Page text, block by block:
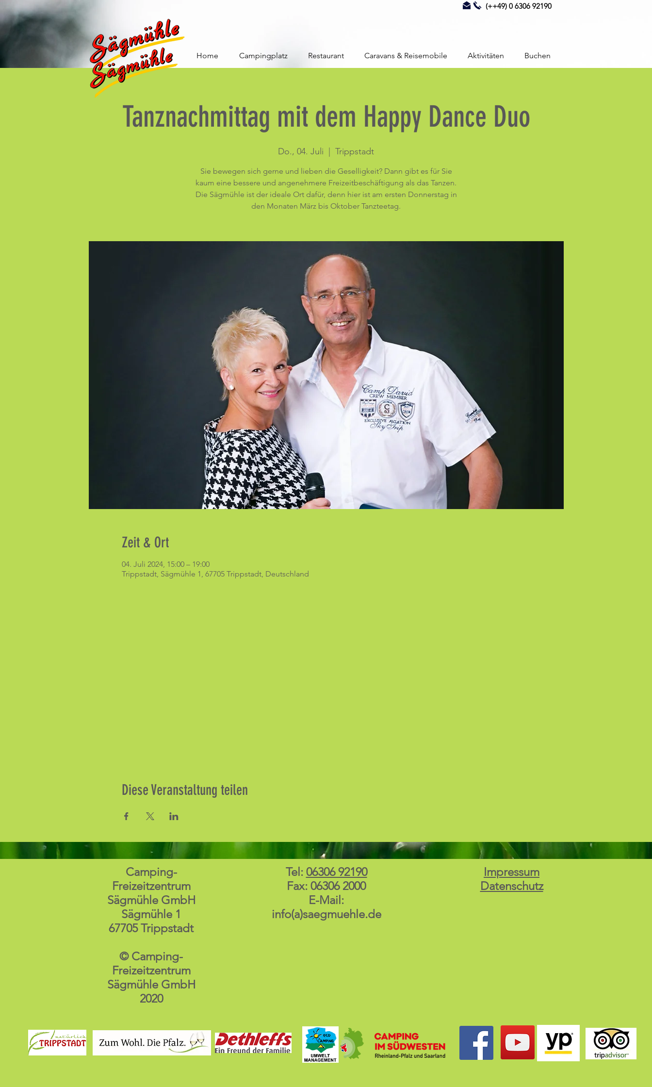
(++49) 0 6306 92190
Home Campingplatz Restaurant Caravans & Reisemobile Aktivitäten Buchen
Tanznachmittag mit dem Happy Dance Duo
Do., 04. Juli Trippstadt
Sie bewegen sich gerne und lieben die Geselligkeit? Dann gibt es für Sie
kaum eine bessere und angenehmere Freizeitbeschäftigung als das Tanzen.
Die Sägmühle ist der ideale Ort dafür, denn hier ist am ersten Donnerstag in
den Monaten März bis Oktober Tanzteetag.
Zeit & Ort
04. Juli 2024, 15:00 – 19:00
Trippstadt, Sägmühle 1, 67705 Trippstadt, Deutschland
Diese Veranstaltung teilen
Camping-
Freizeitzentrum
Sägmühle GmbH
Sägmühle 1
67705 Trippstadt
© Camping-
Freizeitzentrum
Sägmühle GmbH
2020
Tel: 06306 92190
Fax: 06306 2000
E-Mail:
info(a)saegmuehle.de
Impressum
Datenschutz